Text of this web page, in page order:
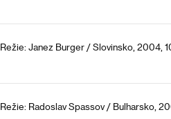
Režie: Janez Burger / Slovinsko, 2004,
Režie: Radoslav Spassov / Bulharsko,